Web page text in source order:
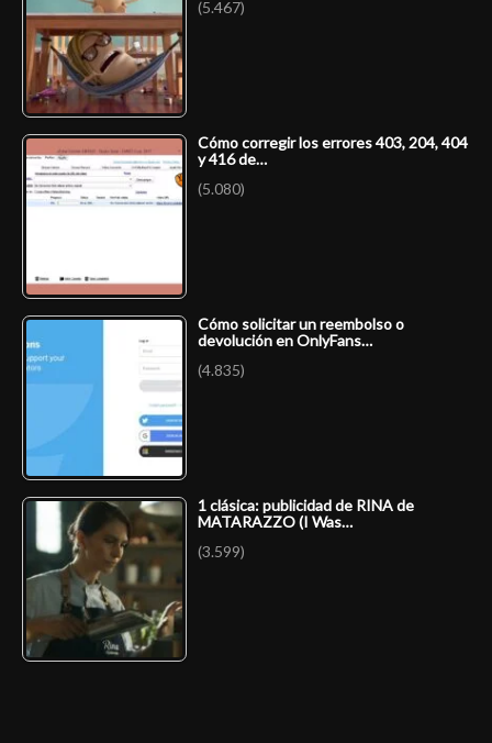
(5.467)
Cómo corregir los errores 403, 204, 404
y 416 de…
(5.080)
Cómo solicitar un reembolso o
devolución en OnlyFans…
(4.835)
1 clásica: publicidad de RINA de
MATARAZZO (I Was…
(3.599)